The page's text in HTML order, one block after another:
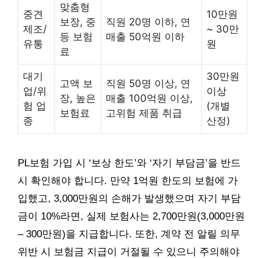
중견
제조/
유통
맞춤형
보장, 중
등 보험
료
직원 20명 이하, 연
매출 50억원 이하
10만원
~ 30만
원
대기
업/위
험 업
종
고액 보
장, 높은
보험료
직원 50명 이상, 연
매출 100억원 이상,
고위험 제품 취급
30만원
이상
(개별
산정)
PL보험 가입 시 ‘보상 한도’와 ‘자기 부담금’을 반드
시 확인해야 합니다. 만약 1억원 한도의 보험에 가
입했고, 3,000만원의 손해가 발생했으며 자기 부담
금이 10%라면, 실제 보험사는 2,700만원(3,000만원
– 300만원)을 지급합니다. 또한, 계약 전 알릴 의무
위반 시 보험금 지급이 거절될 수 있으니 주의해야